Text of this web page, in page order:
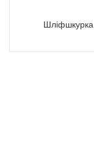
Шліфшкурка